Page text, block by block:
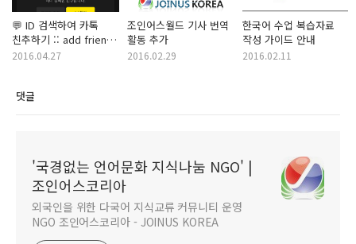
💬 ID 검색하여 카톡
친추하기 :: add friends
on Kakaotalk ID
2016.04.27
조인어스월드 기사 번역
활동 추가
2016.02.29
한국어 수업 복습자료
작성 가이드 안내
2016.02.11
댓글
'국경없는 언어문화 지식나눔 NGO' |
조인어스코리아
외국인을 위한 다국어 지식교류 커뮤니티 운영
NGO 조인어스코리아 - JOINUS KOREA